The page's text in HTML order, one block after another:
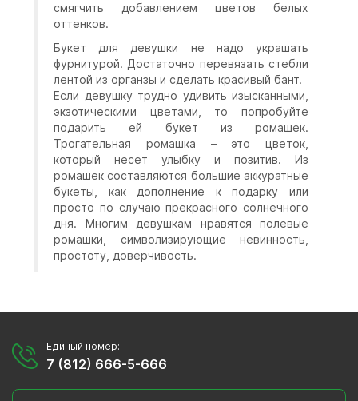
смягчить добавлением цветов белых
оттенков.
Букет для девушки не надо украшать
фурнитурой. Достаточно перевязать стебли
лентой из органзы и сделать красивый бант.
Если девушку трудно удивить изысканными,
экзотическими цветами, то попробуйте
подарить ей букет из ромашек.
Трогательная ромашка – это цветок,
который несет улыбку и позитив. Из
ромашек составляются большие аккуратные
букеты, как дополнение к подарку или
просто по случаю прекрасного солнечного
дня. Многим девушкам нравятся полевые
ромашки, символизирующие невинность,
простоту, доверчивость.
Единый номер:
7 (812) 666-5-666